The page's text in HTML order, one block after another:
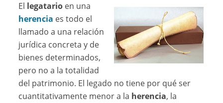
El legatario en una
herencia es todo el
llamado a una relación
jurídica concreta y de
bienes determinados,
pero no a la totalidad
del patrimonio. El legado no tiene por qué ser
cuantitativamente menor a la herencia, la